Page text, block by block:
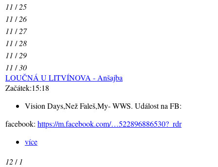
11 /25
11 /26
11 /27
11 /28
11 /29
11 /30
LOUČNÁ U LITVÍNOVA - Anšajba
Začátek:15:18
Vision Days,Než Faleš,My- WWS. Událost na FB:
facebook: https://m.facebook.com/…522896886530?_rdr
více
12/ 1